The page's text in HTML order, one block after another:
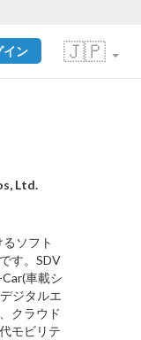
🇯🇵
イン
Ltd.
ソフト
す。SDV
車載シ
ジタルエ
クラウド
モビリテ